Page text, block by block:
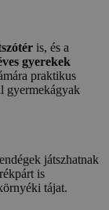
is, és a
gyerekek
praktikus
gyermekágyak
játszhatnak
is
tájat.